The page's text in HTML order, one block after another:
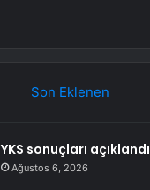
Son Eklenen
YKS sonuçları açıklandı
Ağustos 6, 2026